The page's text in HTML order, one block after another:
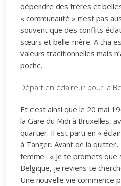
dépendre des frères et
« communauté » n’est pas
souvent que des conflits
sœurs et belle-mère. Aïcha
valeurs traditionnelles mais
poche.
Départ en éclaireur pour la
Et c’est ainsi que le 20 mai
la Gare du Midi à Bruxelles,
quartier. Il est parti en «
à Tanger. Avant de la quitter,
femme : « Je te promets que
Belgique, je reviens te
Une nouvelle vie commence